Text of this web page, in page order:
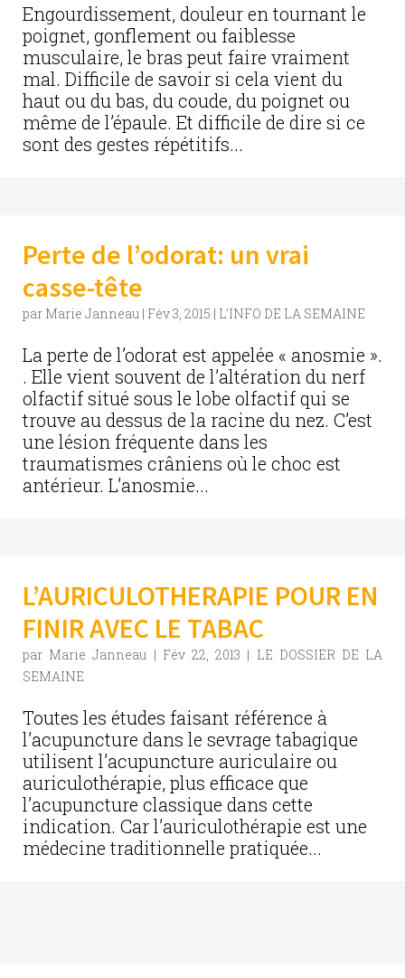
Engourdissement, douleur en tournant le
poignet, gonflement ou faiblesse
musculaire, le bras peut faire vraiment
mal. Difficile de savoir si cela vient du
haut ou du bas, du coude, du poignet ou
même de l’épaule. Et difficile de dire si ce
sont des gestes répétitifs...
Perte de l’odorat: un vrai
casse-tête
par Marie Janneau | Fév 3, 2015 | L'INFO DE LA SEMAINE
La perte de l’odorat est appelée « anosmie ».
. Elle vient souvent de l’altération du nerf
olfactif situé sous le lobe olfactif qui se
trouve au dessus de la racine du nez. C’est
une lésion fréquente dans les
traumatismes crâniens où le choc est
antérieur. L’anosmie...
L’AURICULOTHERAPIE POUR EN
FINIR AVEC LE TABAC
par Marie Janneau | Fév 22, 2013 | LE DOSSIER DE LA
SEMAINE
Toutes les études faisant référence à
l’acupuncture dans le sevrage tabagique
utilisent l’acupuncture auriculaire ou
auriculothérapie, plus efficace que
l’acupuncture classique dans cette
indication. Car l’auriculothérapie est une
médecine traditionnelle pratiquée...